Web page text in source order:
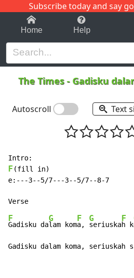
Subscribe today and say
1-9 C
Home Help
The Times- Gadisku
Autoscroll Text
F (fill in)
e:---3--5/7---3--5/7--8-7
F
Gadisku da
G
lam kom
F
a,
G
seriuska
F
h k
Gadisku dalam koma, seriuskah